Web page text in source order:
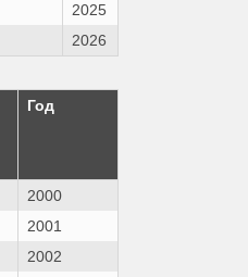
2025
2026
Год
2000
2001
2002